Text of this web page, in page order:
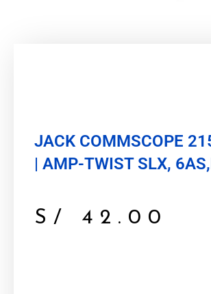
JACK COMMSCOPE
| AMP-TWIST SLX,
S/ 42.00